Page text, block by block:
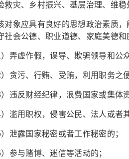
救灾、乡村振兴、基层治理、维稳
对象应具有良好的思想政治素质
社会公德、职业道德、家庭美德
）弄虚作假，误导、欺骗领导和公
）贪污、行贿、受贿，利用职务之
）违反财经纪律，浪费国家或集体
）滥用职权，侵害公民、法人或者
）泄露国家秘密或者工作秘密的；
）参与赌博、迷信等活动的；